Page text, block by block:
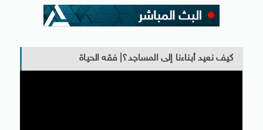
كيف نعيد أبناءنا إلى المساجد؟| فقه الحياة